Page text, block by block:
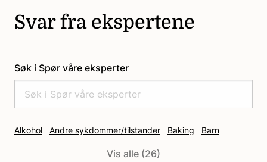
Svar fra ekspertene
Søk i Spør våre eksperter
Alkohol Andre sykdommer/tilstander Baking
Barn
Cøliakipille
Vis alle (26)